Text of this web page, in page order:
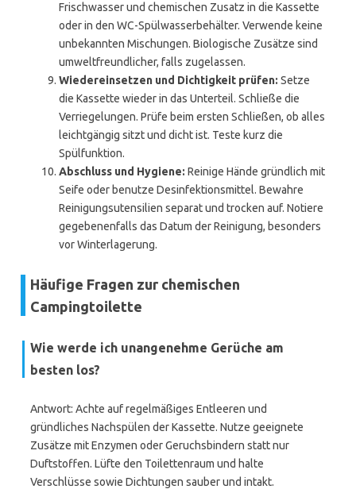
Frischwasser und chemischen Zusatz in die Kassette
oder in den WC-Spülwasserbehälter. Verwende keine
unbekannten Mischungen. Biologische Zusätze sind
umweltfreundlicher, falls zugelassen.
Wiedereinsetzen und Dichtigkeit prüfen: Setze
die Kassette wieder in das Unterteil. Schließe die
Verriegelungen. Prüfe beim ersten Schließen, ob alles
leichtgängig sitzt und dicht ist. Teste kurz die
Spülfunktion.
Abschluss und Hygiene: Reinige Hände gründlich mit
Seife oder benutze Desinfektionsmittel. Bewahre
Reinigungsutensilien separat und trocken auf. Notiere
gegebenenfalls das Datum der Reinigung, besonders
vor Winterlagerung.
Häufige Fragen zur chemischen
Campingtoilette
Wie werde ich unangenehme Gerüche am
besten los?
Antwort: Achte auf regelmäßiges Entleeren und
gründliches Nachspülen der Kassette. Nutze geeignete
Zusätze mit Enzymen oder Geruchsbindern statt nur
Duftstoffen. Lüfte den Toilettenraum und halte
Verschlüsse sowie Dichtungen sauber und intakt.